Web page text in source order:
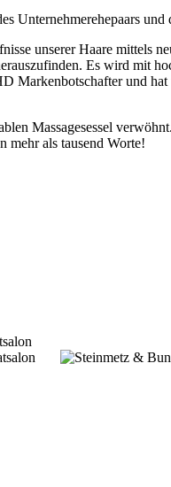
Unternehmerehepaars und
unserer Haare mittels
Es wird mit
Markenbotschafter und
Massagesessel
mehr als tausend Worte!